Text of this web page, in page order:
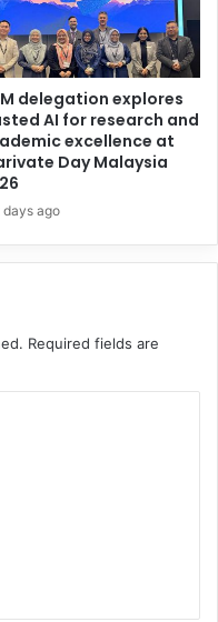
delegation explores
AI for research and
excellence at
Day Malaysia
days ago
Required fields are